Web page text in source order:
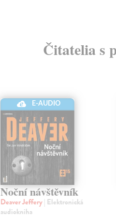
Čitatelia s
E-AUDIO
Noční návštěvník
Deaver Jeffery | Elektronická
audiokniha